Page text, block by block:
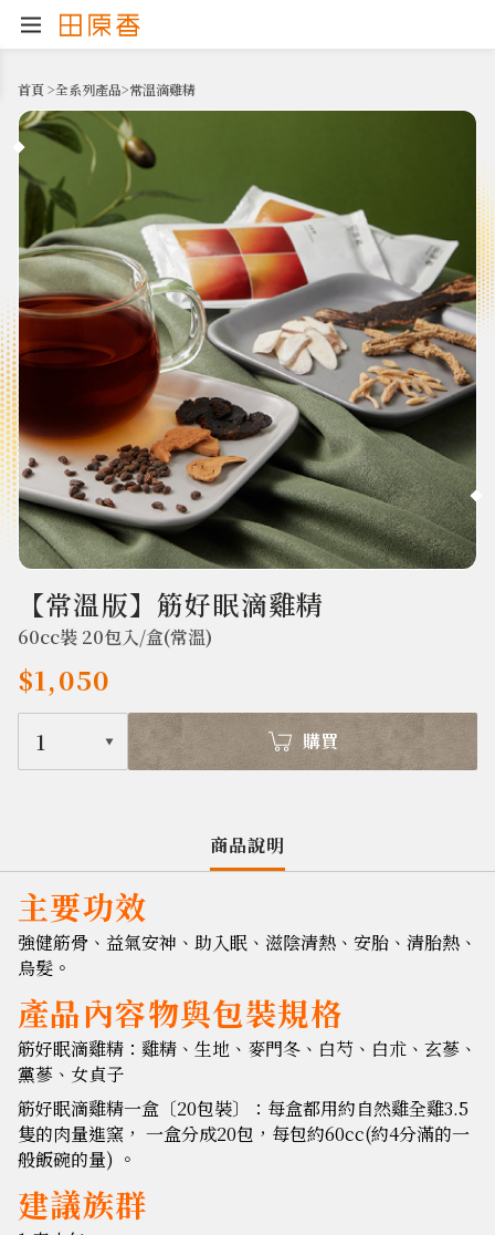
首頁>全系列產品>常溫滴雞精
【常溫版】筋好眠滴雞精
60cc裝 20包入/盒(常溫)
$1,050
1 購買
商品說明
主要功效
強健筋骨、益氣安神、助入眠、滋陰清熱、安胎、清胎熱、
烏髮。
產品內容物與包裝規格
筋好眠滴雞精：雞精、生地、麥門冬、白芍、白朮、玄蔘、
黨蔘、女貞子
筋好眠滴雞精一盒〔20包裝〕：每盒都用約自然雞全雞3.5
隻的肉量進窯， 一盒分成20包，每包約60cc(約4分滿的一
般飯碗的量) 。
建議族群